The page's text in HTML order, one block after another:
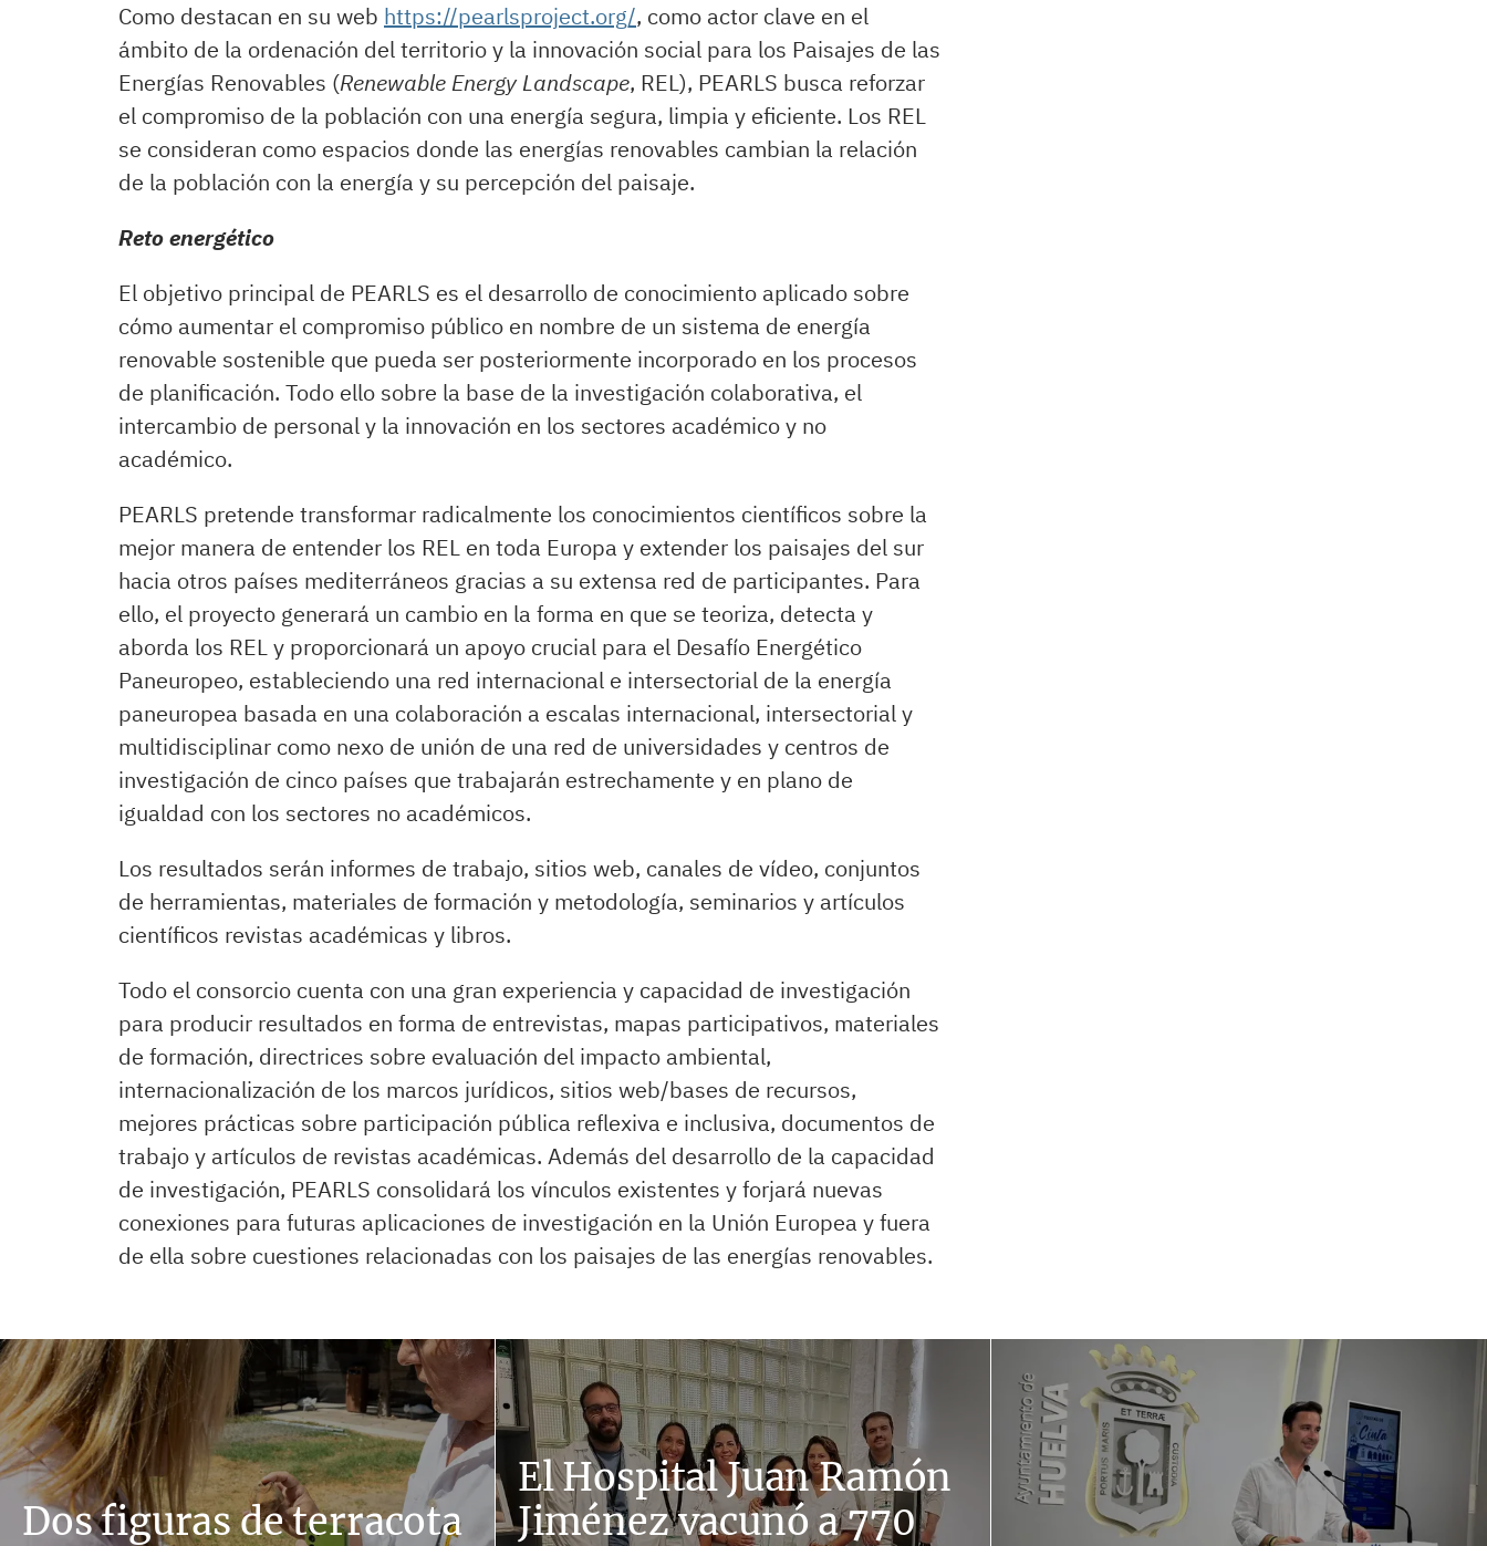
Como destacan en su web https://pearlsproject.org/, como actor clave en el
ámbito de la ordenación del territorio y la innovación social para los Paisajes de las
Energías Renovables (Renewable Energy Landscape, REL), PEARLS busca reforzar
el compromiso de la población con una energía segura, limpia y eficiente. Los REL
se consideran como espacios donde las energías renovables cambian la relación
de la población con la energía y su percepción del paisaje.
Reto energético
El objetivo principal de PEARLS es el desarrollo de conocimiento aplicado sobre
cómo aumentar el compromiso público en nombre de un sistema de energía
renovable sostenible que pueda ser posteriormente incorporado en los procesos
de planificación. Todo ello sobre la base de la investigación colaborativa, el
intercambio de personal y la innovación en los sectores académico y no
académico.
PEARLS pretende transformar radicalmente los conocimientos científicos sobre la
mejor manera de entender los REL en toda Europa y extender los paisajes del sur
hacia otros países mediterráneos gracias a su extensa red de participantes. Para
ello, el proyecto generará un cambio en la forma en que se teoriza, detecta y
aborda los REL y proporcionará un apoyo crucial para el Desafío Energético
Paneuropeo, estableciendo una red internacional e intersectorial de la energía
paneuropea basada en una colaboración a escalas internacional, intersectorial y
multidisciplinar como nexo de unión de una red de universidades y centros de
investigación de cinco países que trabajarán estrechamente y en plano de
igualdad con los sectores no académicos.
Los resultados serán informes de trabajo, sitios web, canales de vídeo, conjuntos
de herramientas, materiales de formación y metodología, seminarios y artículos
científicos revistas académicas y libros.
Todo el consorcio cuenta con una gran experiencia y capacidad de investigación
para producir resultados en forma de entrevistas, mapas participativos, materiales
de formación, directrices sobre evaluación del impacto ambiental,
internacionalización de los marcos jurídicos, sitios web/bases de recursos,
mejores prácticas sobre participación pública reflexiva e inclusiva, documentos de
trabajo y artículos de revistas académicas. Además del desarrollo de la capacidad
de investigación, PEARLS consolidará los vínculos existentes y forjará nuevas
conexiones para futuras aplicaciones de investigación en la Unión Europea y fuera
de ella sobre cuestiones relacionadas con los paisajes de las energías renovables.
Dos figuras de terracota
El Hospital Juan Ramón
Jiménez vacunó a 770